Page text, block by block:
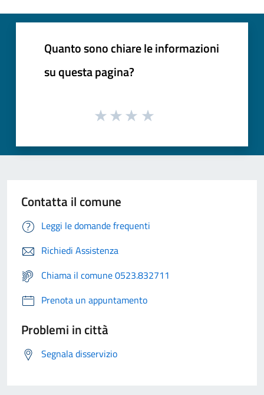
Quanto sono chiare le informazioni
su questa pagina?
Contatta il comune
Leggi le domande frequenti
Richiedi Assistenza
Chiama il comune 0523.832711
Prenota un appuntamento
Problemi in città
Segnala disservizio